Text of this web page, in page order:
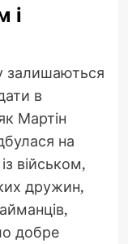
і
залишаються
в
Мартін
на
військом,
дружин,
добре